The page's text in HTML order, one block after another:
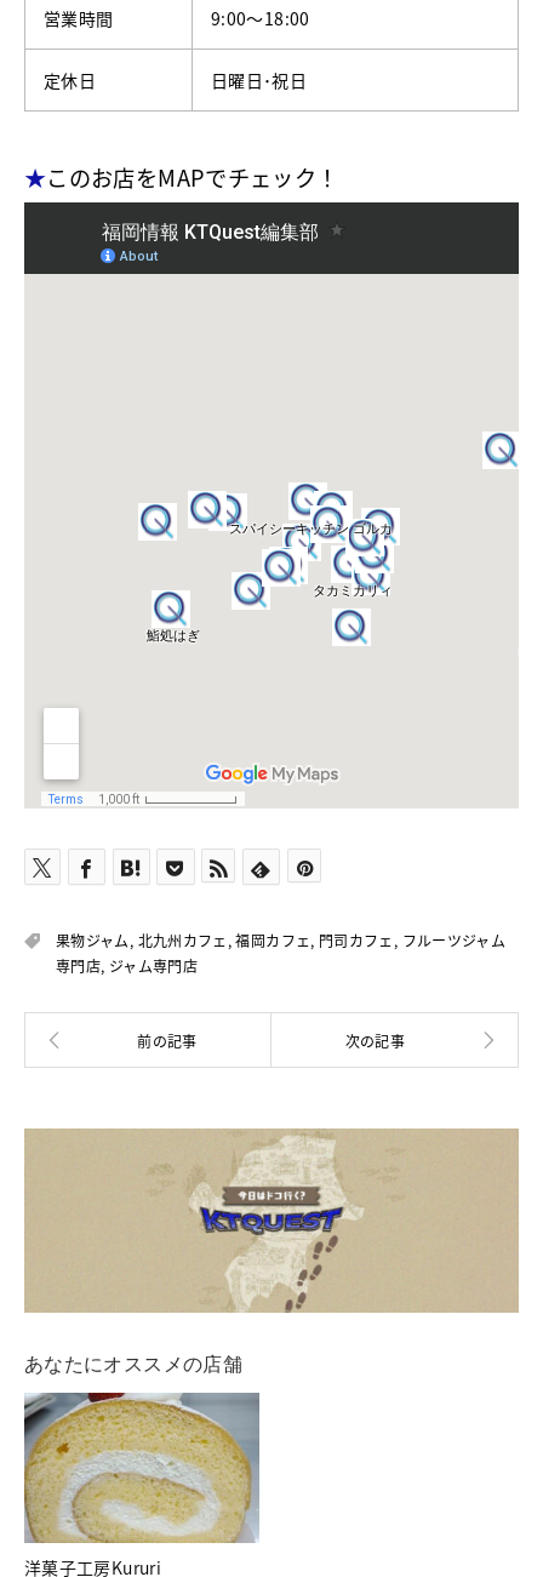
営業時間 9:00〜18:00
定休日 日曜日･祝日
★このお店をMAPでチェック！
果物ジャム, 北九州カフェ ,福岡カフェ, 門司カフェ , フルーツジャム
専門店, ジャム専門店
あなたにオススメの店舗
洋菓子工房Kururi